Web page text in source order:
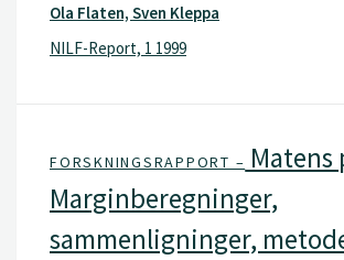
Ola Flaten, Sven Kleppa
NILF-Report, 1 1999
FORSKNINGSRAPPORT – Matens
Marginberegninger,
sammenligninger,